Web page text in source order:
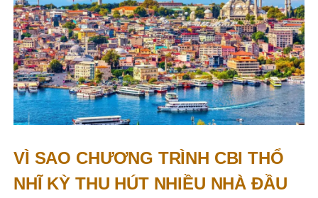
VÌ SAO CHƯƠNG TRÌNH CBI THỔ
NHĨ KỲ THU HÚT NHIỀU NHÀ ĐẦU